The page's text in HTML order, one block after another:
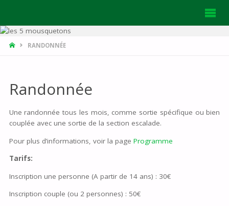
HOMERANDONNÉE
Randonnée
Une randonnée tous les mois, comme sortie spécifique ou bien
couplée avec une sortie de la section escalade.
Pour plus d’informations, voir la page Programme
Tarifs:
Inscription une personne (A partir de 14 ans) : 30€
Inscription couple (ou 2 personnes) : 50€